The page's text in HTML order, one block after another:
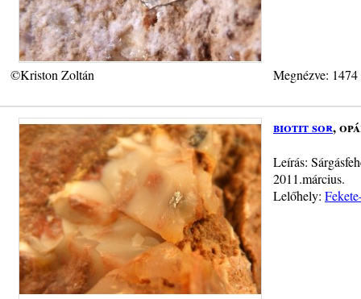
©Kriston Zoltán Megnézve:
biotit sor,
Leírás:
2011.március.
Lelőhely: